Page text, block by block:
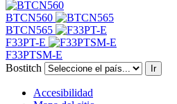
BTCN560
BTCN565
F33PT-E
F33PTSM-E
Bostitch
Ir
Accesibilidad